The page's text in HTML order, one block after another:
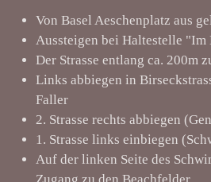
Von Basel Aeschenplatz aus
Aussteigen bei Haltestelle "Im
Der Strasse entlang ca. 200m
Links abbiegen in
Faller
2. Strasse rechts abbiegen
1. Strasse links einbiegen
Auf der linken Seite des